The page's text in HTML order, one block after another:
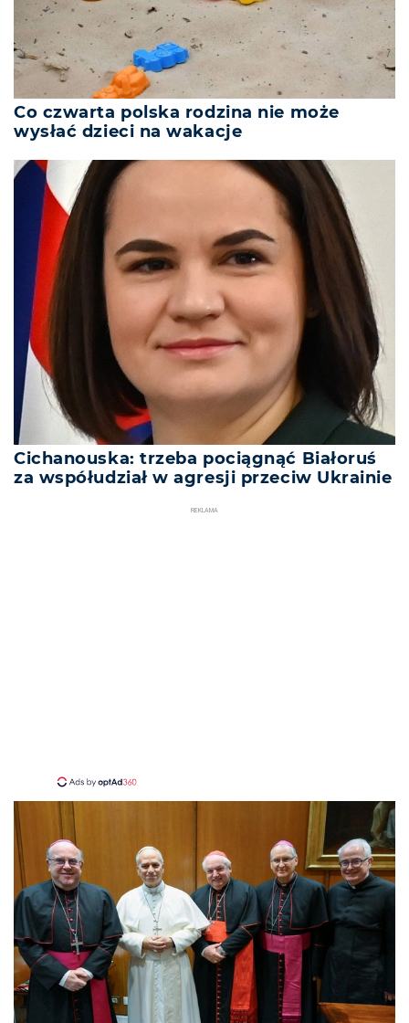
Co czwarta polska rodzina nie może
wysłać dzieci na wakacje
Cichanouska: trzeba pociągnąć Białoruś
za współudział w agresji przeciw Ukrainie
REKLAMA